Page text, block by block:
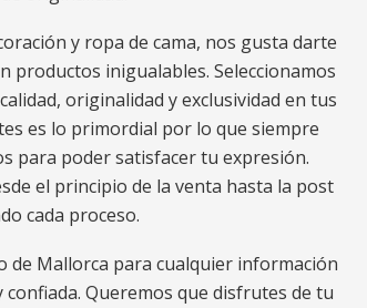
y ropa de cama, nos gusta darte
productos inigualables. Seleccionamos
originalidad y exclusividad en tus
es lo primordial por lo que siempre
para poder satisfacer tu expresión.
el principio de la venta hasta la post
cada proceso.
de Mallorca para cualquier información
Queremos que disfrutes de tu